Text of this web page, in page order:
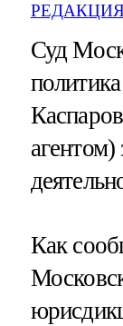
Суд
Как